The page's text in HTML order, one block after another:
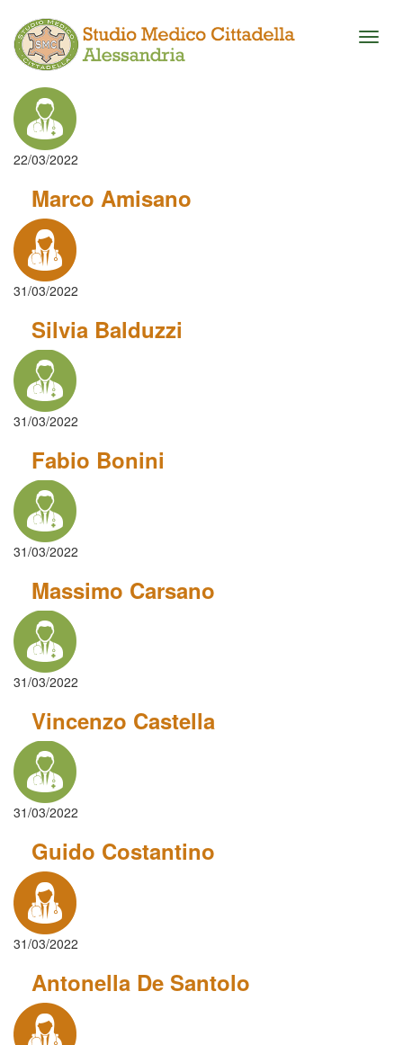
22/03/2022
Marco Amisano
31/03/2022
Silvia Balduzzi
31/03/2022
Fabio Bonini
31/03/2022
Massimo Carsano
31/03/2022
Vincenzo Castella
31/03/2022
Guido Costantino
31/03/2022
Antonella De Santolo